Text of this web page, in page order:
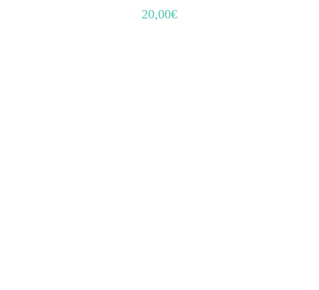
20,00€